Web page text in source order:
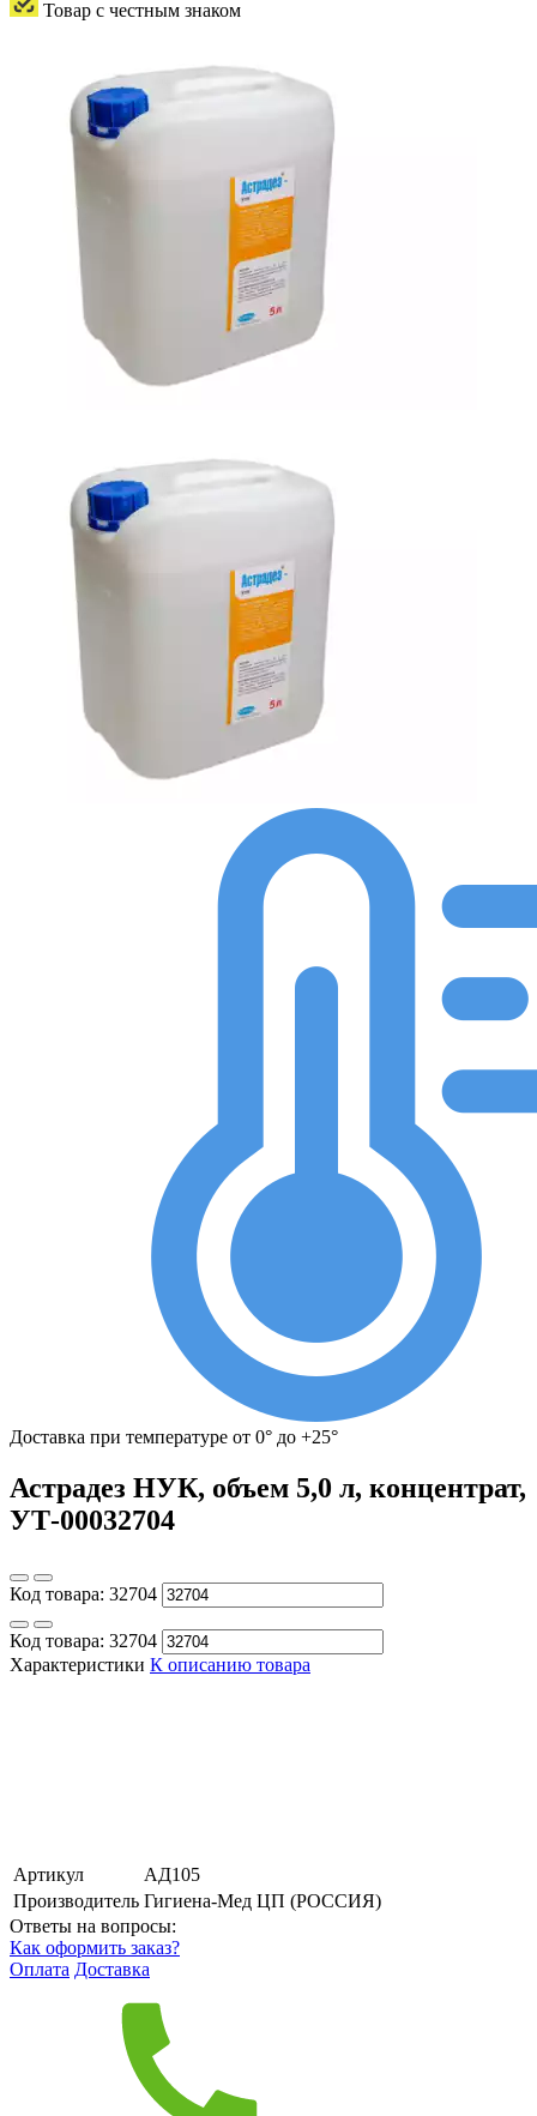
Товар с честным знаком
Доставка при температуре от 0° до +25°
Астрадез НУК, объем 5,0 л, концентрат,
УТ-00032704
Код товара: 32704
Код товара: 32704
Характеристики К описанию товара
Артикул
АД105
Производитель Гигиена-Мед ЦП (РОССИЯ)
Ответы на вопросы:
Как оформить заказ?
Оплата Доставка